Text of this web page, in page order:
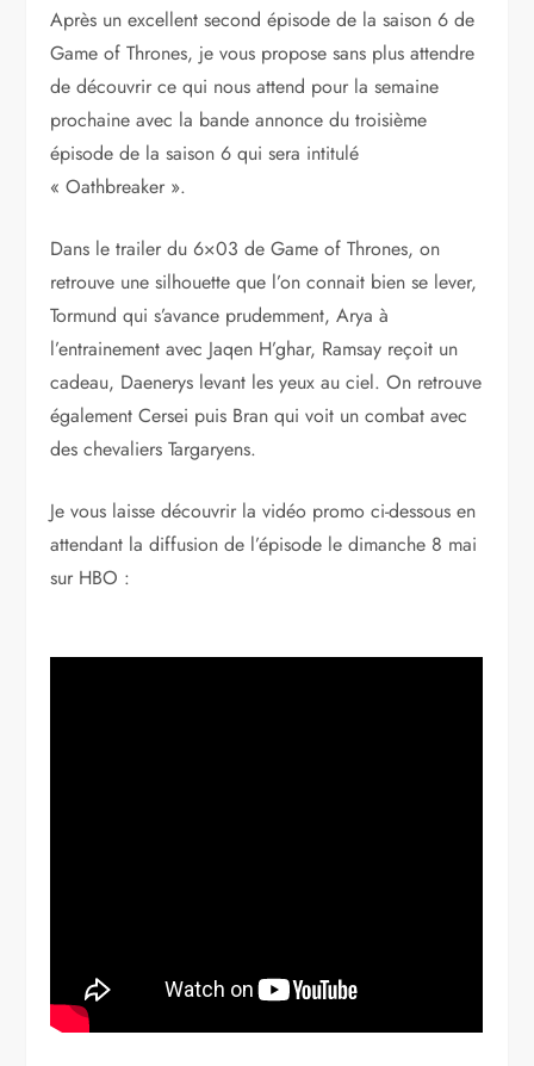
Après un excellent second épisode de la saison 6 de
Game of Thrones, je vous propose sans plus attendre
de découvrir ce qui nous attend pour la semaine
prochaine avec la bande annonce du troisième
épisode de la saison 6 qui sera intitulé
« Oathbreaker ».
Dans le trailer du 6×03 de Game of Thrones, on
retrouve une silhouette que l’on connait bien se lever,
Tormund qui s’avance prudemment, Arya à
l’entrainement avec Jaqen H’ghar, Ramsay reçoit un
cadeau, Daenerys levant les yeux au ciel. On retrouve
également Cersei puis Bran qui voit un combat avec
des chevaliers Targaryens.
Je vous laisse découvrir la vidéo promo ci-dessous en
attendant la diffusion de l’épisode le dimanche 8 mai
sur HBO :